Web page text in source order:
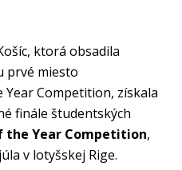
ktorá obsadila
prvé miesto
Competition, získala
finále študentských
the Year Competition,
v lotyšskej Rige.